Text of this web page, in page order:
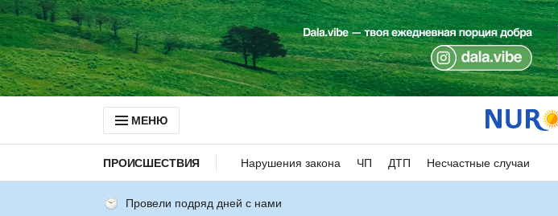
МЕНЮ
ПРОИСШЕСТВИЯ Нарушения закона ЧП ДТП Несчастные случаи
Провели подряд дней с нами